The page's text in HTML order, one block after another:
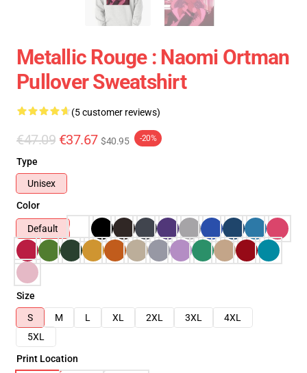
Metallic Rouge : Naomi Ortman
Pullover Sweatshirt
(5 customer reviews)
€47.09 €37.67 $40.95 -20%
Type
Unisex
Color
Default
Size
S
M L XL 2XL 3XL
4XL
5XL
Print Location